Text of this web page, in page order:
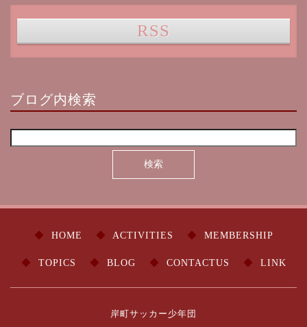
RSS
ブログ内検索
HOME ACTIVITIES MEMBERSHIP
TOPICS BLOG CONTACTUS LINK
岸町サッカー少年団